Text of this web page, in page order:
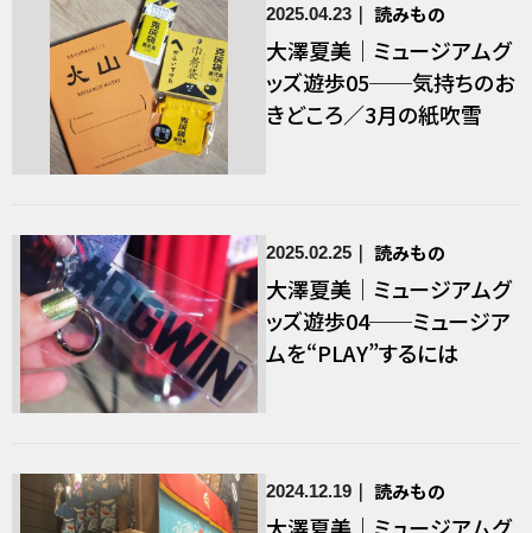
2025.04.23 読みもの
大澤夏美｜ミュージアムグ
ッズ遊歩05──気持ちのお
きどころ／3月の紙吹雪
2025.02.25 読みもの
大澤夏美｜ミュージアムグ
ッズ遊歩04──ミュージア
ムを“PLAY”するには
2024.12.19 読みもの